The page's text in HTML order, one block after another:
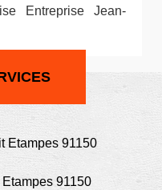
Entreprise Jean-
Etampes 91150
91150